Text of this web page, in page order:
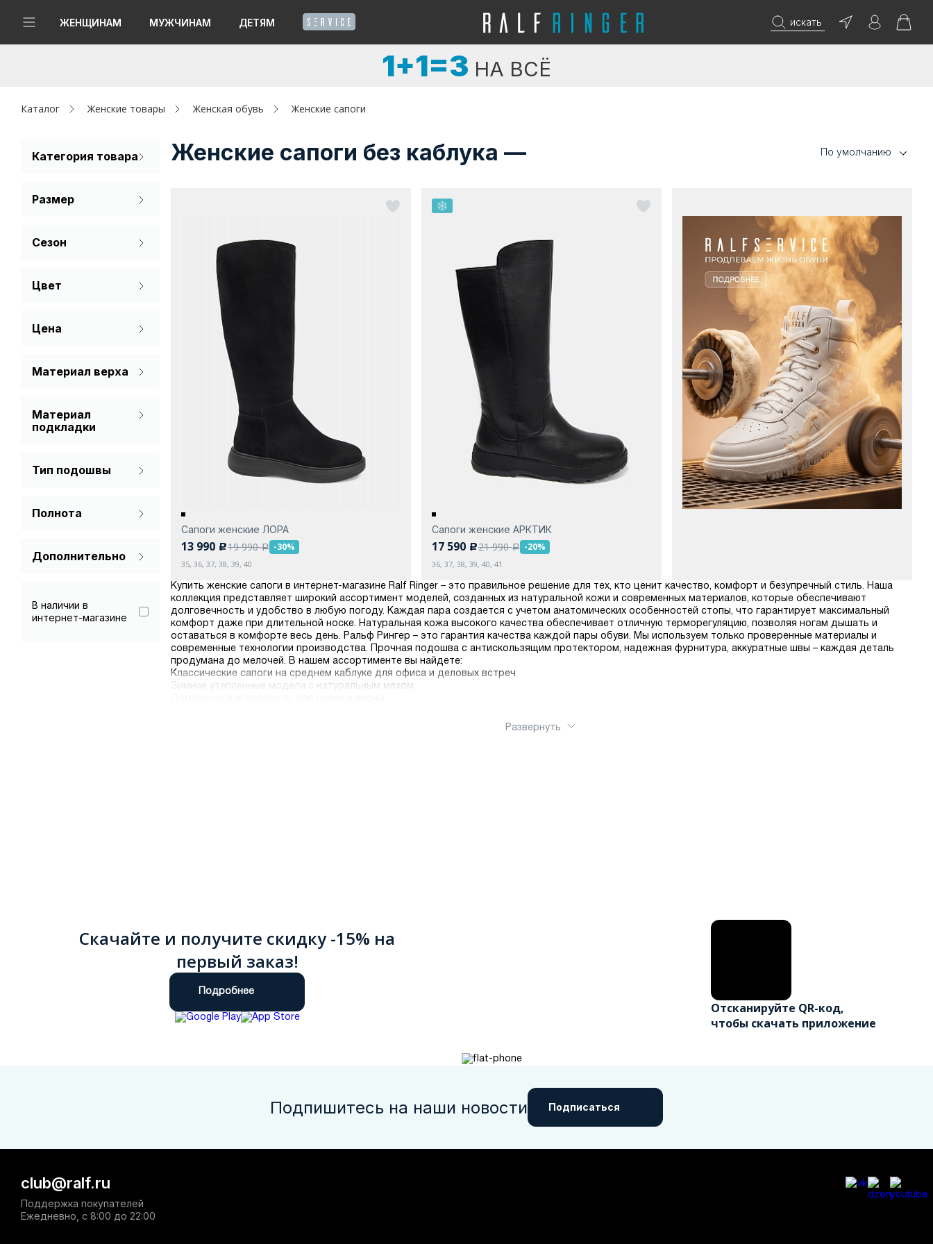
ЖЕНЩИНАМ МУЖЧИНАМ ДЕТЯМ искать
Женщинам
Капсула
Аутлет
1+1=3 НА ВСЁ
Каталог Женские товары Женская обувь Женские сапоги
Категория товара
Размер
41
Сезон
Зима
Цвет
Цена
Материал верха
Спилок
Материал
подкладки
Текстиль
Тип подошвы
Платформа
Танкетка
Полнота
Дополнительно
В наличии в
интернет-магазине
Женские сапоги без каблука — По умолчанию
Сапоги женские ЛОРА
13 990 c19 990a -30%
35, 36, 37, 38, 39, 40
Сапоги женские АРКТИК
17 590 c21 990a -20%
36, 37, 38, 39, 40, 41
Купить женские сапоги в интернет-магазине Ralf Ringer – это правильное решение для тех, кто ценит качество, комфорт и безупречный стиль. Наша
коллекция представляет широкий ассортимент моделей, созданных из натуральной кожи и современных материалов, которые обеспечивают
долговечность и удобство в любую погоду. Каждая пара создается с учетом анатомических особенностей стопы, что гарантирует максимальный
комфорт даже при длительной носке. Натуральная кожа высокого качества обеспечивает отличную терморегуляцию, позволяя ногам дышать и
оставаться в комфорте весь день. Ральф Рингер – это гарантия качества каждой пары обуви. Мы используем только проверенные материалы и
современные технологии производства. Прочная подошва с антискользящим протектором, надежная фурнитура, аккуратные швы – каждая деталь
продумана до мелочей. В нашем ассортименте вы найдете:
Классические сапоги на среднем каблуке для офиса и деловых встреч
Зимние утепленные модели с натуральным мехом
Модели с декоративными элементами и эксклюзивным дизайном. Воспользуйтесь бесплатной доставкой по РФ в интернет-магазине. Быстрая
Развернуть
Скачайте и получите скидку -15% на
первый заказ!
Подробнее
Отсканируйте QR-код,
чтобы скачать приложение
Подпишитесь на наши новости Подписаться
club@ralf.ru
Поддержка покупателей
Ежедневно, с 8:00 до 22:00